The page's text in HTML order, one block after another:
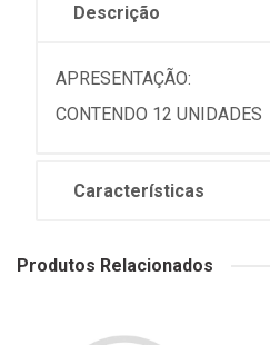
Descrição
APRESENTAÇÃO:
CONTENDO 12 UNIDADES
Características
Produtos Relacionados